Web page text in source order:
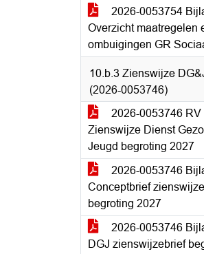
2026-0053754
Overzicht maatregelen
ombuigingen GR
10.b.3 Zienswijze
(2026-0053746)
2026-0053746 RV
Zienswijze Dienst
Jeugd begroting 2027
2026-0053746
Conceptbrief
begroting 2027
2026-0053746
DGJ zienswijzebrief